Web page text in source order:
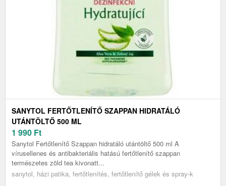
SANYTOL FERTŐTLENÍTŐ SZAPPAN HIDRATÁLÓ
UTÁNTÖLTŐ 500 ML
1 990 Ft
Sanytol Fertőtlenítő Szappan hidratáló utántöltő 500 ml A
vírusellenes és antibakteriális hatású fertőtlenítő szappan
természetes zöld tea kivonatt...
sanytol, házi patika, fertőtlenítés, fertőtlenítő gélek és spray-k